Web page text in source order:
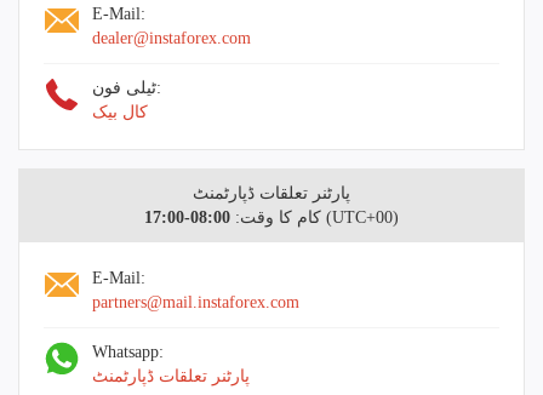
E-Mail:
dealer@instaforex.com
ٹیلی فون:
کال بیک
پارٹنر تعلقات ڈپارٹمنٹ
کام کا وقت: 08:00-17:00 (UTC+00)
E-Mail:
partners@mail.instaforex.com
Whatsapp:
پارٹنر تعلقات ڈپارٹمنٹ